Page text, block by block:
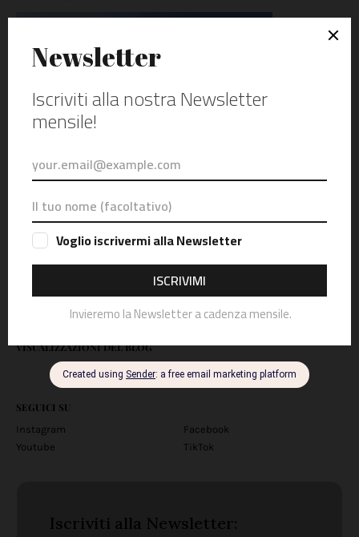
Giri-in-moto.it è un blog indipendente. Mototurismo, racconti di
abbigliamento tecnico e accessori. Questo è il mio blog. Io sono
a pochi passi da Abano Terme e dai Colli Euganei, ad Asiago, e
sulle Dolomiti Bellunesi. Racconto la mia e la vostra passione
per le moto e il mototurismo.
VISUALIZZAZIONI DEL BLOG
SEGUICI SU
Instagram
Facebook
Youtube
TikTok